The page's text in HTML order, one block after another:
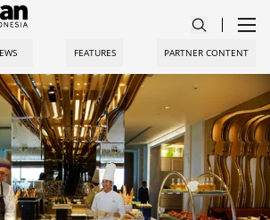
FEATURES PARTNER CONTENT